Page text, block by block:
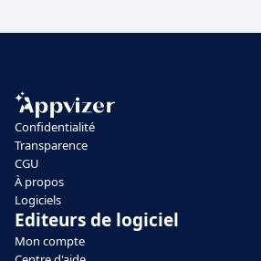
Confidentialité
Transparence
CGU
À propos
Logiciels
Editeurs de logiciel
Mon compte